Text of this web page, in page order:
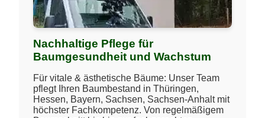
Nachhaltige Pflege für
Baumgesundheit und Wachstum
Für vitale & ästhetische Bäume: Unser Team
pflegt Ihren Baumbestand in Thüringen,
Hessen, Bayern, Sachsen, Sachsen-Anhalt mit
höchster Fachkompetenz. Von regelmäßigem